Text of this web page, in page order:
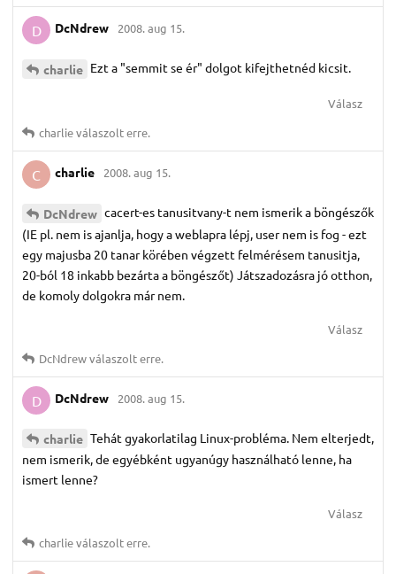
D DcNdrew 2008. aug 15.
charlie Ezt a "semmit se ér" dolgot kifejthetnéd kicsit.
Válasz
charlieválaszolt erre.
C charlie 2008. aug 15.
DcNdrew cacert-es tanusitvany-t nem ismerik a böngészők
(IE pl. nem is ajanlja, hogy a weblapra lépj, user nem is fog - ezt
egy majusba 20 tanar körében végzett felmérésem tanusitja,
20-ból 18 inkabb bezárta a böngészőt) Játszadozásra jó otthon,
de komoly dolgokra már nem.
Válasz
DcNdrewválaszolt erre.
D DcNdrew 2008. aug 15.
charlie Tehát gyakorlatilag Linux-probléma. Nem elterjedt,
nem ismerik, de egyébként ugyanúgy használható lenne, ha
ismert lenne?
Válasz
charlieválaszolt erre.